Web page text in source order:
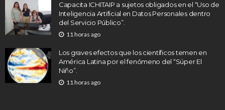
Capacita ICHITAIP a sujetos obligados en el “Uso de
Inteligencia Artificial en Datos Personales dentro
del Servicio Público”.
11 horas ago
Los graves efectos que los científicos temen en
América Latina por el fenómeno del “Súper El
Niño”.
11 horas ago